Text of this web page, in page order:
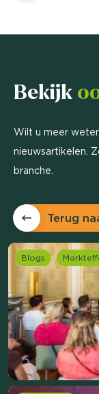
Bekijk
Wilt u meer
nieuwsartikelen.
branche.
Terug
Blogs